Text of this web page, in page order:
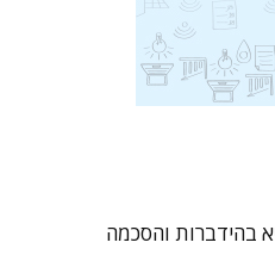
בהידברות והסכמה